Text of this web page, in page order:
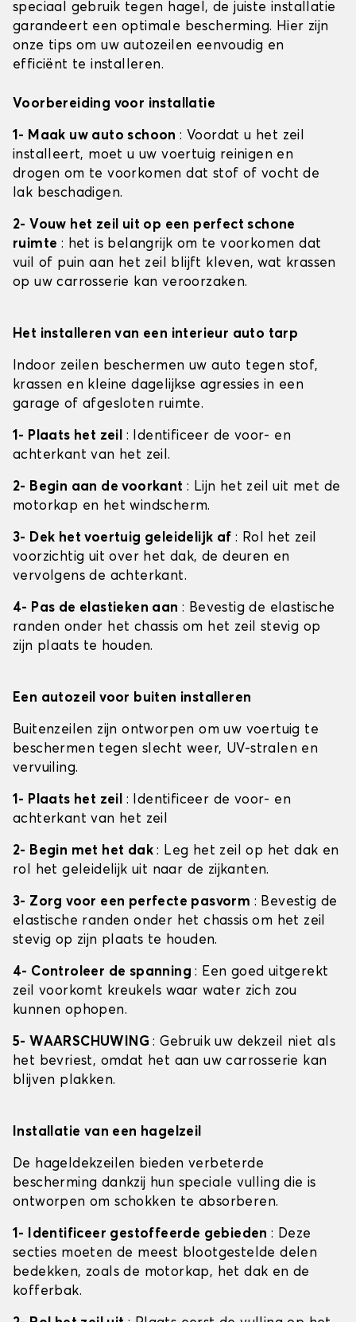
speciaal gebruik tegen hagel, de juiste installatie
garandeert een optimale bescherming. Hier zijn
onze tips om uw autozeilen eenvoudig en
efficiënt te installeren.
Voorbereiding voor installatie
1- Maak uw auto schoon: Voordat u het zeil
installeert, moet u uw voertuig reinigen en
drogen om te voorkomen dat stof of vocht de
lak beschadigen.
2- Vouw het zeil uit op een perfect schone
ruimte : het is belangrijk om te voorkomen dat
vuil of puin aan het zeil blijft kleven, wat krassen
op uw carrosserie kan veroorzaken.
Het installeren van een interieur auto tarp
Indoor zeilen beschermen uw auto tegen stof,
krassen en kleine dagelijkse agressies in een
garage of afgesloten ruimte.
1- Plaats het zeil : Identificeer de voor- en
achterkant van het zeil.
2- Begin aan de voorkant : Lijn het zeil uit met de
motorkap en het windscherm.
3- Dek het voertuig geleidelijk af : Rol het zeil
voorzichtig uit over het dak, de deuren en
vervolgens de achterkant.
4- Pas de elastieken aan : Bevestig de elastische
randen onder het chassis om het zeil stevig op
zijn plaats te houden.
Een autozeil voor buiten installeren
Buitenzeilen zijn ontworpen om uw voertuig te
beschermen tegen slecht weer, UV-stralen en
vervuiling.
1- Plaats het zeil : Identificeer de voor- en
achterkant van het zeil
2- Begin met het dak: Leg het zeil op het dak en
rol het geleidelijk uit naar de zijkanten.
3- Zorg voor een perfecte pasvorm : Bevestig de
elastische randen onder het chassis om het zeil
stevig op zijn plaats te houden.
4- Controleer de spanning: Een goed uitgerekt
zeil voorkomt kreukels waar water zich zou
kunnen ophopen.
5- WAARSCHUWING: Gebruik uw dekzeil niet als
het bevriest, omdat het aan uw carrosserie kan
blijven plakken.
Installatie van een hagelzeil
De hageldekzeilen bieden verbeterde
bescherming dankzij hun speciale vulling die is
ontworpen om schokken te absorberen.
1- Identificeer gestoffeerde gebieden: Deze
secties moeten de meest blootgestelde delen
bedekken, zoals de motorkap, het dak en de
kofferbak.